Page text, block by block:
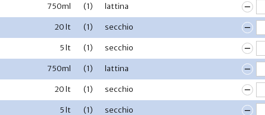
750ml (1) lattina
20 lt (1) secchio
5 lt (1) secchio
750ml (1) lattina
20 lt (1) secchio
5 lt (1) secchio